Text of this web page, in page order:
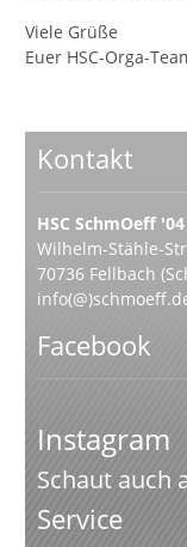
Viele Grüße
Euer HSC-Orga-
Kontakt
HSC SchmOeff '04
Wilhelm-Stähle-
70736 Fellbach
Facebook
Instagram
Schaut auch
Service